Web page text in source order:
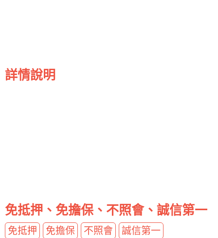
詳情說明
免抵押、免擔保、不照會、誠信第一
免抵押 免擔保 不照會
誠信第一